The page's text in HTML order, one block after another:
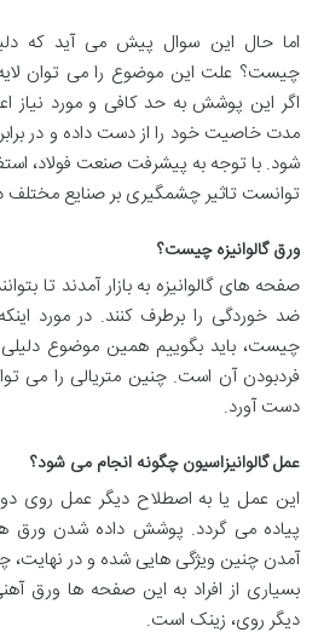
اما حال این سوال پیش می آید که
چیست؟ علت این موضوع را می‌ توان
اگر این پوشش به حد کافی و مورد نیاز
مدت خاصیت خود را از دست داده و در
شود. با توجه به پیشرفت صنعت فولاد،
توانست تاثیر چشمگیری بر صنایع مختلف
ورق گالوانیزه چیست؟
صفحه‌ های گالوانیزه به بازار آمدند تا
ضد خوردگی را بر‌طرف کنند. در مورد
چیست، باید بگوییم همین موضوع
فرد‌بودن آن است. چنین متریالی را می‌ توان
دست آورد.
عمل گالوانیزاسیون چگونه انجام می‌ شود؟
این عمل یا به اصطلاح دیگر عمل روی‌
پیاده می‌ گردد. پوشش‌ داده‌ شدن ورق‌
آمدن چنین ویژگی‌ هایی شده و در نهایت،
بسیاری از افراد به این صفحه‌ ها ورق
دیگر روی، زینک است.